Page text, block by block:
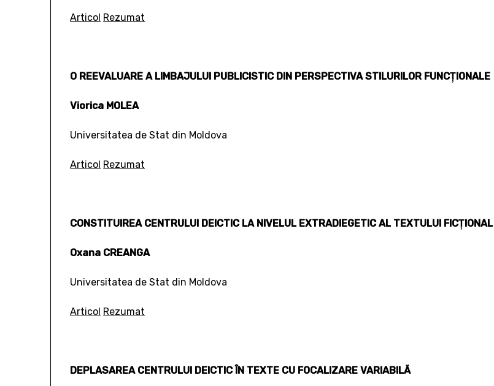
Articol Rezumat
O REEVALUARE A LIMBAJULUI PUBLICISTIC DIN PERSPECTIVA STILURILOR FUNCŢIONALE
Viorica MOLEA
Universitatea de Stat din Moldova
Articol Rezumat
CONSTITUIREA CENTRULUI DEICTIC LA NIVELUL EXTRADIEGETIC AL TEXTULUI FICŢIONAL
Oxana CREANGA
Universitatea de Stat din Moldova
Articol Rezumat
DEPLASAREA CENTRULUI DEICTIC ÎN TEXTE CU FOCALIZARE VARIABILĂ